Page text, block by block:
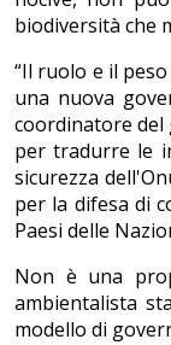
biodiversità che
“Il ruolo e il
una nuova
coordinatore del
per tradurre le
sicurezza
per la difesa di
Paesi delle
Non è una
ambientalista
modello di